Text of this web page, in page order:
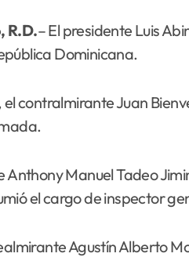
R.D.– El presidente Luis
Dominicana.
el contralmirante Juan
Anthony Manuel Tadeo
el cargo de inspector
Agustín Alberto